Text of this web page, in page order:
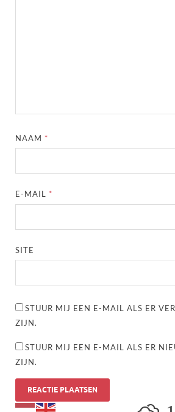
NAAM *
E-MAIL *
SITE
STUUR MIJ EEN E-MAIL ALS ER
ZIJN.
STUUR MIJ EEN E-MAIL ALS ER
ZIJN.